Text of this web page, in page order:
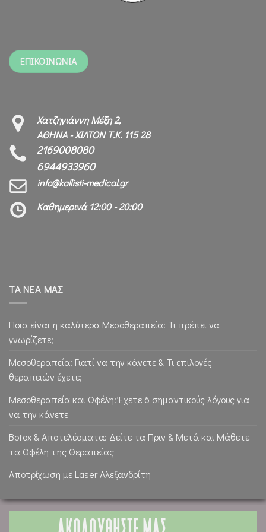
ΕΠΙΚΟΙΝΩΝΙΑ
Χατζηγιάννη Μέξη 2,
ΑΘΗΝΑ - ΧΙΛΤΟΝ Τ.Κ. 115 28
2169008080
6944933960
info@kallisti-medical.gr
Καθημερινά 12:00 - 20:00
ΤΑ ΝΕΑ ΜΑΣ
Ποια είναι η καλύτερα Μεσοθεραπεία: Τι πρέπει να
γνωρίζετε;
Μεσοθεραπεία: Γιατί να την κάνετε & Τι επιλογές
θεραπειών έχετε;
Μεσοθεραπεία και Οφέλη: Έχετε 6 σημαντικούς λόγους για
να την κάνετε
Botox & Αποτελέσματα: Δείτε τα Πριν & Μετά και Μάθετε
τα Οφέλη της Θεραπείας
Αποτρίχωση με Laser Αλεξανδρίτη